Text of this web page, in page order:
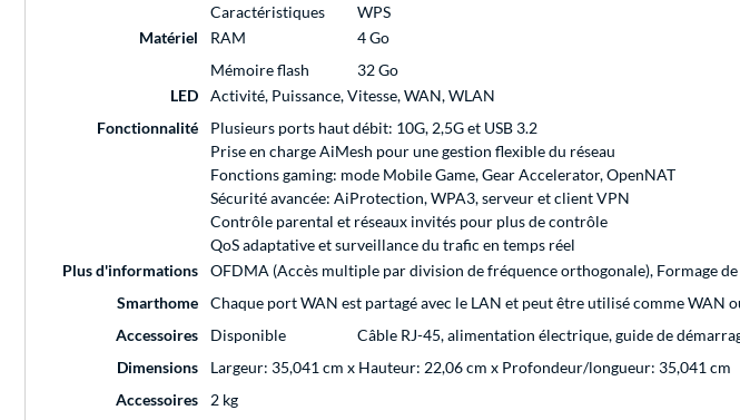
Caractéristiques
WPS
Matériel
RAM
4 Go
Mémoire flash
32 Go
LED
Activité, Puissance, Vitesse, WAN, WLAN
Fonctionnalité
Plusieurs ports haut débit: 10G, 2,5G et USB 3.2
Prise en charge AiMesh pour une gestion flexible du réseau
Fonctions gaming: mode Mobile Game, Gear Accelerator, OpenNAT
Sécurité avancée: AiProtection, WPA3, serveur et client VPN
Contrôle parental et réseaux invités pour plus de contrôle
QoS adaptative et surveillance du trafic en temps réel
Plus d'informations
OFDMA (Accès multiple par division de fréquence orthogonale), Formage
Smarthome
Chaque port WAN est partagé avec le LAN et peut être utilisé comme WAN
Accessoires
Disponible
Câble RJ-45, alimentation électrique, guide de
Dimensions
Largeur: 35,041 cm x Hauteur: 22,06 cm x Profondeur/longueur: 35,041 cm
Accessoires
2 kg